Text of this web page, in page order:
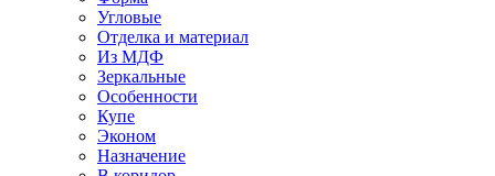
Угловые
Отделка и материал
Из МДФ
Зеркальные
Особенности
Купе
Эконом
Назначение